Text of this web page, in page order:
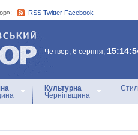
RSS Twitter Facebook
Четвер, 6 серпня,
Культурна
Чернігівщина